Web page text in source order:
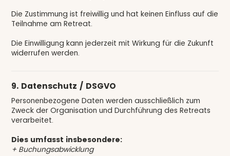
Die Zustimmung ist freiwillig und hat keinen Einfluss auf die
Teilnahme am Retreat.
Die Einwilligung kann jederzeit mit Wirkung für die Zukunft
widerrufen werden.
9. Datenschutz / DSGVO
Personenbezogene Daten werden ausschließlich zum
Zweck der Organisation und Durchführung des Retreats
verarbeitet.
Dies umfasst insbesondere:
+ Buchungsabwicklung